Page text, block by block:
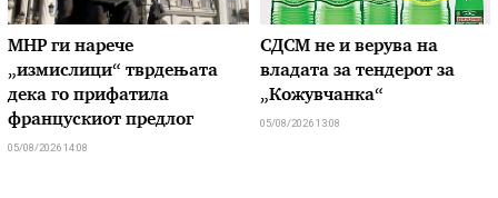
МНР ги нарече
„измислици“ тврдењата
дека го прифатила
францускиот предлог
05/08/2026 14:08
СДСМ не и верува на
владата за тендерот за
„Кожувчанка“
05/08/2026 13:08